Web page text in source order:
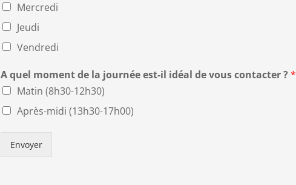
Mercredi
Jeudi
Vendredi
A quel moment de la journée est-il idéal de vous contacter ?*
Matin (8h30-12h30)
Après-midi (13h30-17h00)
Envoyer